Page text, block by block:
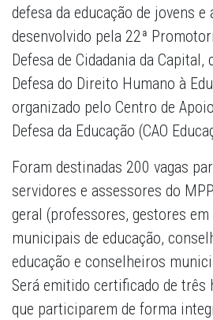
defesa da educação de jovens e
desenvolvido pela 22ª
Defesa de Cidadania da Capital,
Defesa do Direito Humano à
organizado pelo Centro de
Defesa da Educação (CAO
Foram destinadas 200 vagas
servidores e assessores do
geral (professores, gestores
municipais de educação,
educação e conselheiros
Será emitido certificado de três
que participarem de forma